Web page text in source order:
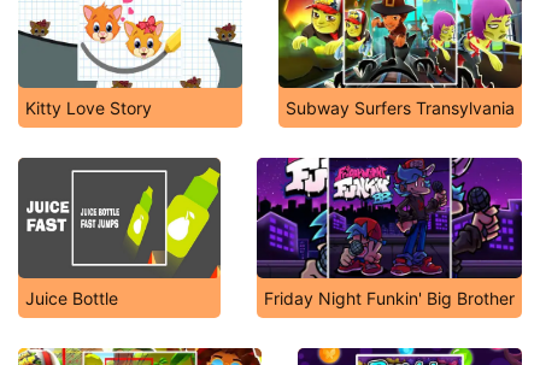
Kitty Love Story Subway Surfers Transylvania
Juice Bottle Friday Night Funkin' Big Brother